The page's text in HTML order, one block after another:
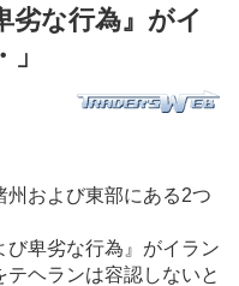
劣な行為』がイ
州および東部にある2つ
び卑劣な行為』がイラン
ヘランは容認しないと